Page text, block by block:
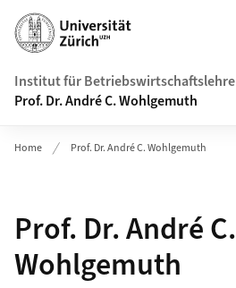
Header
Institut für Betriebswirtschaftslehre
Prof. Dr. André C. Wohlgemuth
Home Prof. Dr. André C. Wohlgemuth
Prof. Dr. André C.
Wohlgemuth